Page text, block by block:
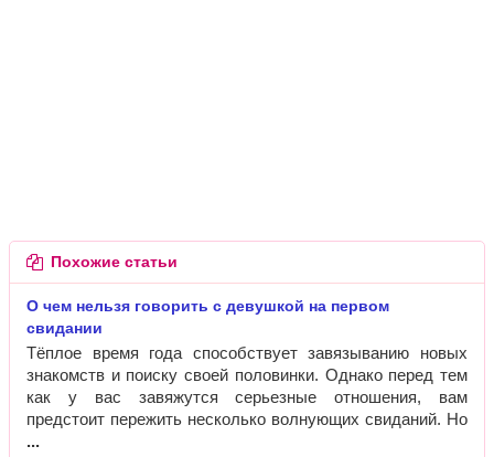
Похожие статьи
О чем нельзя говорить с девушкой на первом
свидании
Тёплое время года способствует завязыванию новых
знакомств и поиску своей половинки. Однако перед тем
как у вас завяжутся серьезные отношения, вам
предстоит пережить несколько волнующих свиданий. Но